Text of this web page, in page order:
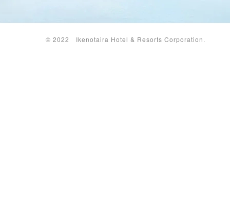
© 2022 Ikenotaira Hotel & Resorts Corporation.